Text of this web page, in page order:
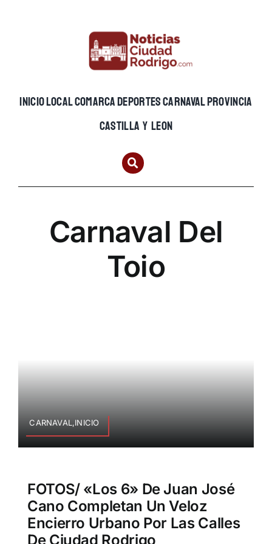
INICIOLOCALCOMARCADEPORTESCARNAVALPROVINCIA
CASTILLA Y LEON
Carnaval Del
Toio
CARNAVAL,INICIO
FOTOS/ «Los 6» De Juan José
Cano Completan Un Veloz
Encierro Urbano Por Las Calles
De Ciudad Rodrigo